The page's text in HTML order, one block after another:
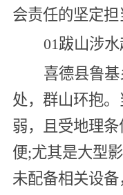
会责任的坚定担
01跋山涉
喜德县鲁
处，群山环抱
弱，且受地理
便;尤其是大型
未配备相关设